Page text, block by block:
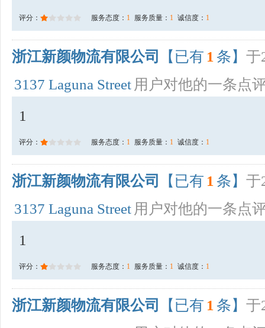
评分： 服务态度： 1 服务质量： 1 诚信度： 1
浙江新颜物流有限公司 【已有 1 条】 于
3137 Laguna Street 用户对他的一条点
1
评分： 服务态度： 1 服务质量： 1 诚信度： 1
浙江新颜物流有限公司 【已有 1 条】 于
3137 Laguna Street 用户对他的一条点
1
评分： 服务态度： 1 服务质量： 1 诚信度： 1
浙江新颜物流有限公司 【已有 1 条】 于